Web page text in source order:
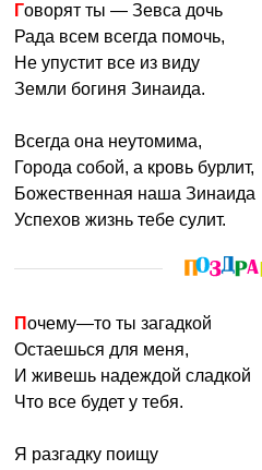
Говорят ты — Зевса дочь
Рада всем всегда помочь,
Не упустит все из виду
Земли богиня Зинаида.
Всегда она неутомима,
Города собой, а кровь бурлит,
Божественная наша Зинаида
Успехов жизнь тебе сулит.
Почему—то ты загадкой
Остаешься для меня,
И живешь надеждой сладкой
Что все будет у тебя.
Я разгадку поищу